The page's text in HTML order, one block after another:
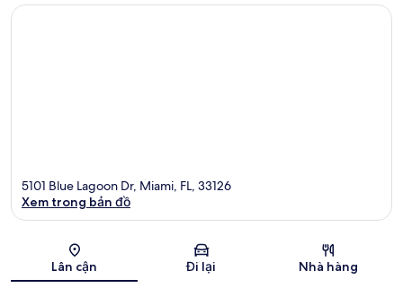
Bản đồ
5101 Blue Lagoon Dr, Miami, FL, 33126
Xem trong bản đồ
Lân cận Đi lại Nhà hàng